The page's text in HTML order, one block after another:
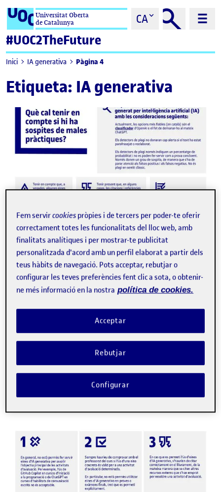
Saltar al contingutUniversitat Oberta
de Catalunya
CA
#UOC2TheFuture
Inici IA generativa Pàgina 4
Etiqueta: IA generativa
Infografia
IA generatives: Recomanacions
per prevenir males pràctiques
ELEARNING INNOVATION CENTER (ELINC)
Aquesta infografia presenta orientacions per fomentar un ús
adequat de les IA generatives per part de l’estudiantat.
Apel·lar a l’ètica de l’estudiant, recordar la normativa
Facebook
X BlueskyLinkedInEmail
Fem servircookies pròpies i de tercers per poder-te oferir
correctament totes les funcionalitats del lloc web, amb
finalitats analítiques i per mostrar-te publicitat
personalitzada d'acord amb un perfil elaborat a partir dels
teus hàbits de navegació. Pots acceptar, rebutjar o
configurar les teves preferències fent clic a sota, o obtenir-
ne més informació en la nostra política de cookies.
Rebutjar
Acceptar
Configurar